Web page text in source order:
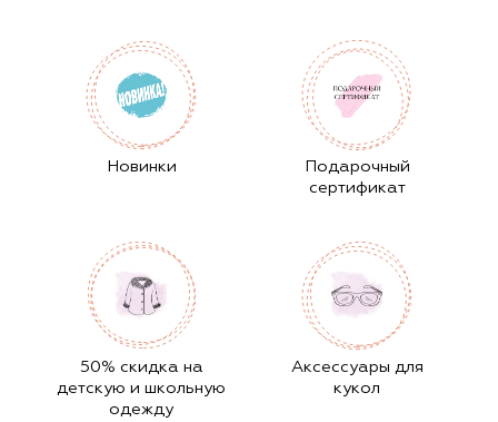
Новинки
Подарочный
сертификат
50% скидка на
детскую и школьную
одежду
Аксессуары для
кукол